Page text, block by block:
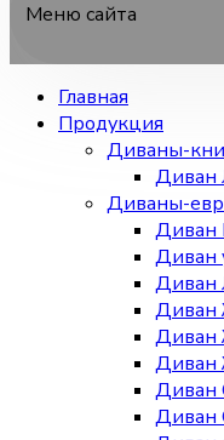
Меню сайта
Главная
Продукция
Диваны-
Диван
Диваны-
Диван
Диван
Диван
Диван
Диван
Диван
Диван
Диван